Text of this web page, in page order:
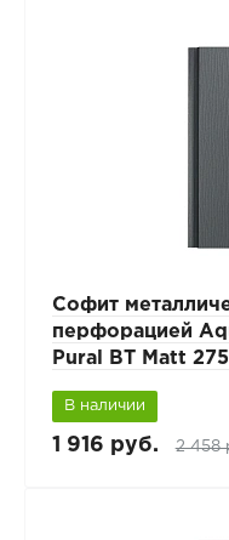
Софит
перфорацией
Pural BT Matt
В наличии
1 916 руб. 2 458